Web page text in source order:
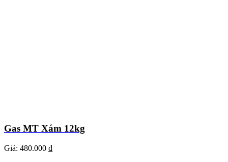
Gas MT Xám 12kg
Giá: 480.000 ₫